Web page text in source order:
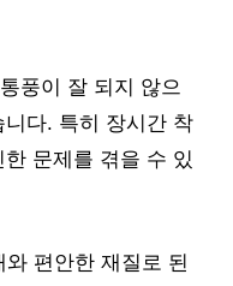
풍이 잘 되지 않으
다. 특히 장시간 착
문제를 겪을 수 있
편안한 재질로 된